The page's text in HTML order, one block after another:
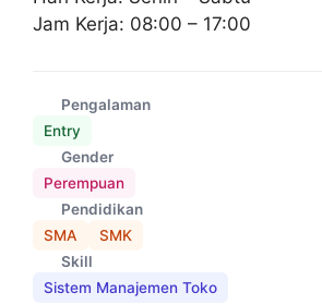
Jam Kerja: 08:00 – 17:00
Pengalaman
Entry
Gender
Perempuan
Pendidikan
SMA
SMK
Skill
Sistem Manajemen Toko